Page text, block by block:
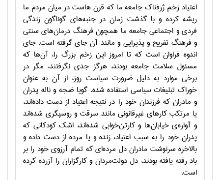
اعتياد زخم ژرفناك جامعه ما كه قرن هاست در ميان مردم ما
ريشه كرده و با گذشت زمان در جنبه‌هاي گوناگون زندگي
فردي و اجتماعي جامعه ما همچون فرهنگ درمان‌هاي سنتي
و فرهنگ تفريح و پذيرايي و مانند آن جاي گرفته است. جاي
اندوه فراوان است كه تا امروز اين زخم بزرگ را، آن‌ها كه
مسئول سلامت جامعه بودند، هرگز جدي نگرفتند، مگر در
برخي موارد به دليل ضرورت سياست روز، از آن به عنوان
خوراك تبليغات سياسي استفاده شده. گويا ضجه و ناله پدران
و مادران كه فرزندان خود را در نتيجه اعتياد از دست داده‌اند،
يا مرتكب كارهاي غيرقانوني مانند سرقت و روسپگري شد‌ه‌اند
و آواره‌ي خيابان‌ها و كارتن‌خوابي شده‌اند، اشك كودكاني كه
پدران خود را به سبب اعتياد، زنده و يا مرده از دست داده و
بالاخره سرنوشت مادران دل مرده‌اي كه تمام آرزوي خود را بر
باد رفته يافته بودند، دل دولت‌مردان و كارگزاران را آزرده كرده
است.